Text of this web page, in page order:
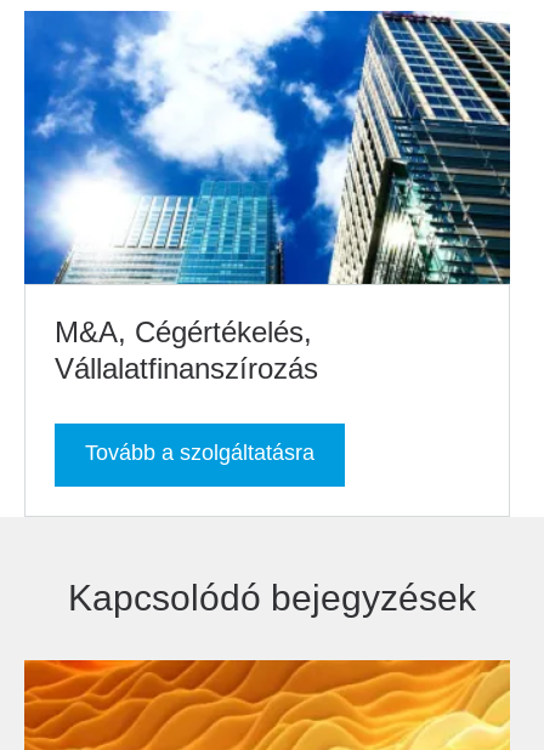
M&A, Cégértékelés,
Vállalatfinanszírozás
Tovább a szolgáltatásra
Kapcsolódó bejegyzések